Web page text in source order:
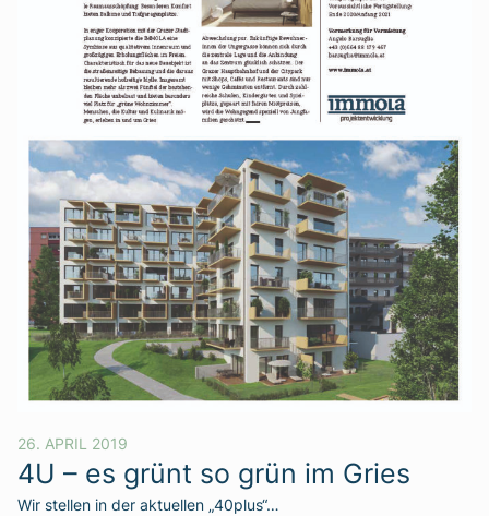
26. APRIL 2019
4U – es grünt so grün im Gries
Wir stellen in der aktuellen „40plus“…